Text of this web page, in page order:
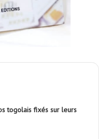
togolais fixés sur leurs